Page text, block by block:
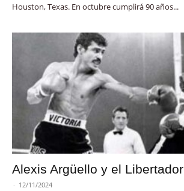
Houston, Texas. En octubre cumplirá 90 años...
Alexis Argüello y el Libertador
- 12/11/2024